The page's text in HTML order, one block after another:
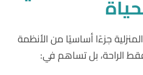
جزءًا أساسيًا من الأنظمة
الراحة، بل تساهم في: